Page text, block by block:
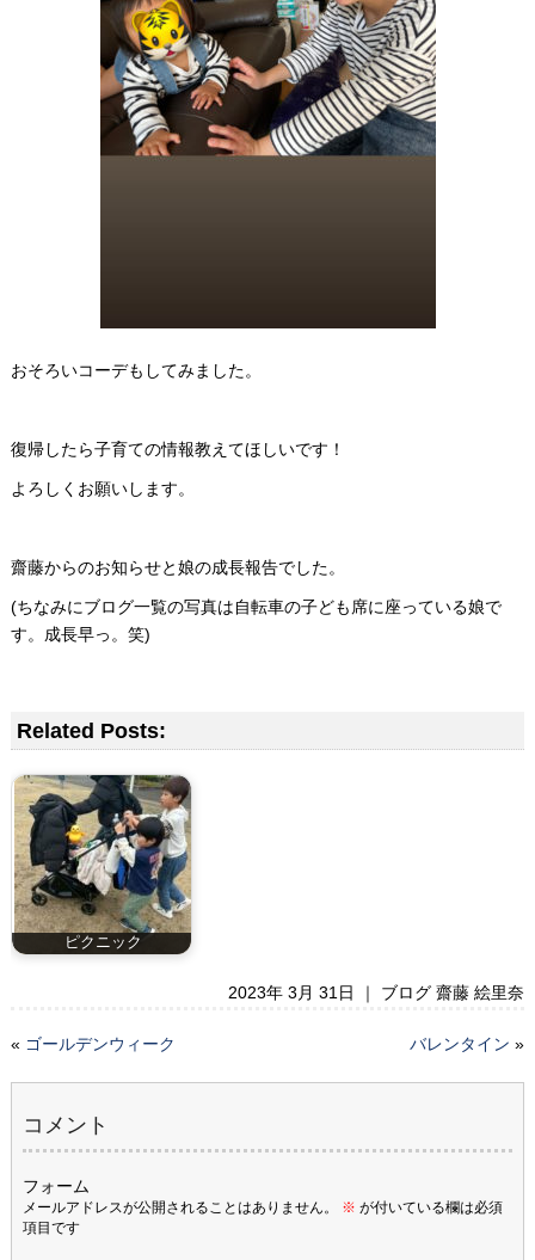
おそろいコーデもしてみました。
復帰したら子育ての情報教えてほしいです！
よろしくお願いします。
齋藤からのお知らせと娘の成長報告でした。
(ちなみにブログ一覧の写真は自転車の子ども席に座っている娘で
す。成長早っ。笑)
Related Posts:
ピクニック
2023年 3月 31日 ｜ ブログ 齋藤 絵里奈
« ゴールデンウィーク バレンタイン »
コメント
フォーム
メールアドレスが公開されることはありません。 ※ が付いている欄は必須
項目です